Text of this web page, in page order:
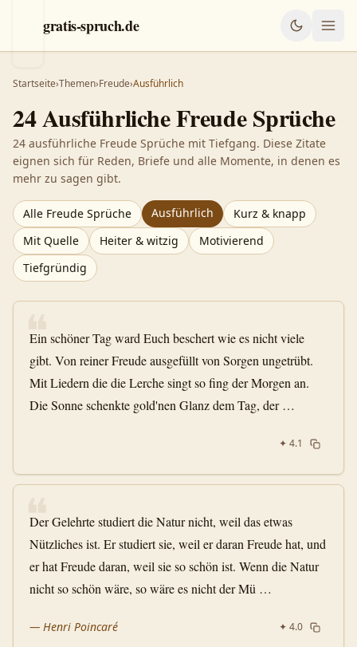
gratis-spruch.de
Startseite›Themen›Freude›Ausführlich
24AusführlicheFreudeSprüche
24 ausführliche Freude Sprüche mit Tiefgang. Diese Zitate
eignen sich für Reden, Briefe und alle Momente, in denen es
mehr zu sagen gibt.
Alle Freude Sprüche Ausführlich
Kurz & knapp
Mit Quelle
Heiter & witzig
Motivierend
Tiefgründig
❝
Ein schöner Tag ward Euch beschert wie es nicht viele
gibt. Von reiner Freude ausgefüllt von Sorgen ungetrübt.
Mit Liedern die die Lerche singt so fing der Morgen an.
Die Sonne schenkte gold'nen Glanz dem Tag, der …
✦ 4.1
❝
Der Gelehrte studiert die Natur nicht, weil das etwas
Nützliches ist. Er studiert sie, weil er daran Freude hat, und
er hat Freude daran, weil sie so schön ist. Wenn die Natur
nicht so schön wäre, so wäre es nicht der Mü …
— Henri Poincaré ✦ 4.0